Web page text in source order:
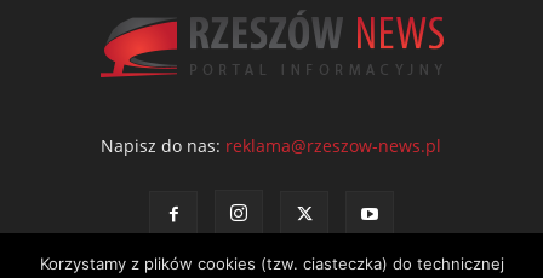
Napisz do nas: reklama@rzeszow-news.pl
Korzystamy z plików cookies (tzw. ciasteczka) do technicznej